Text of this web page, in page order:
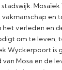
vakmanschap en
het verleden en
om te leven,
Wyckerpoort is
Mosa en de